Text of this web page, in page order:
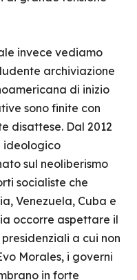
invece vediamo
archiviazione
di inizio
sono finite con
disattese. Dal 2012
ideologico
sul neoliberismo
socialiste che
Venezuela, Cuba e
occorre aspettare il
a cui non
Morales, i governi
in forte